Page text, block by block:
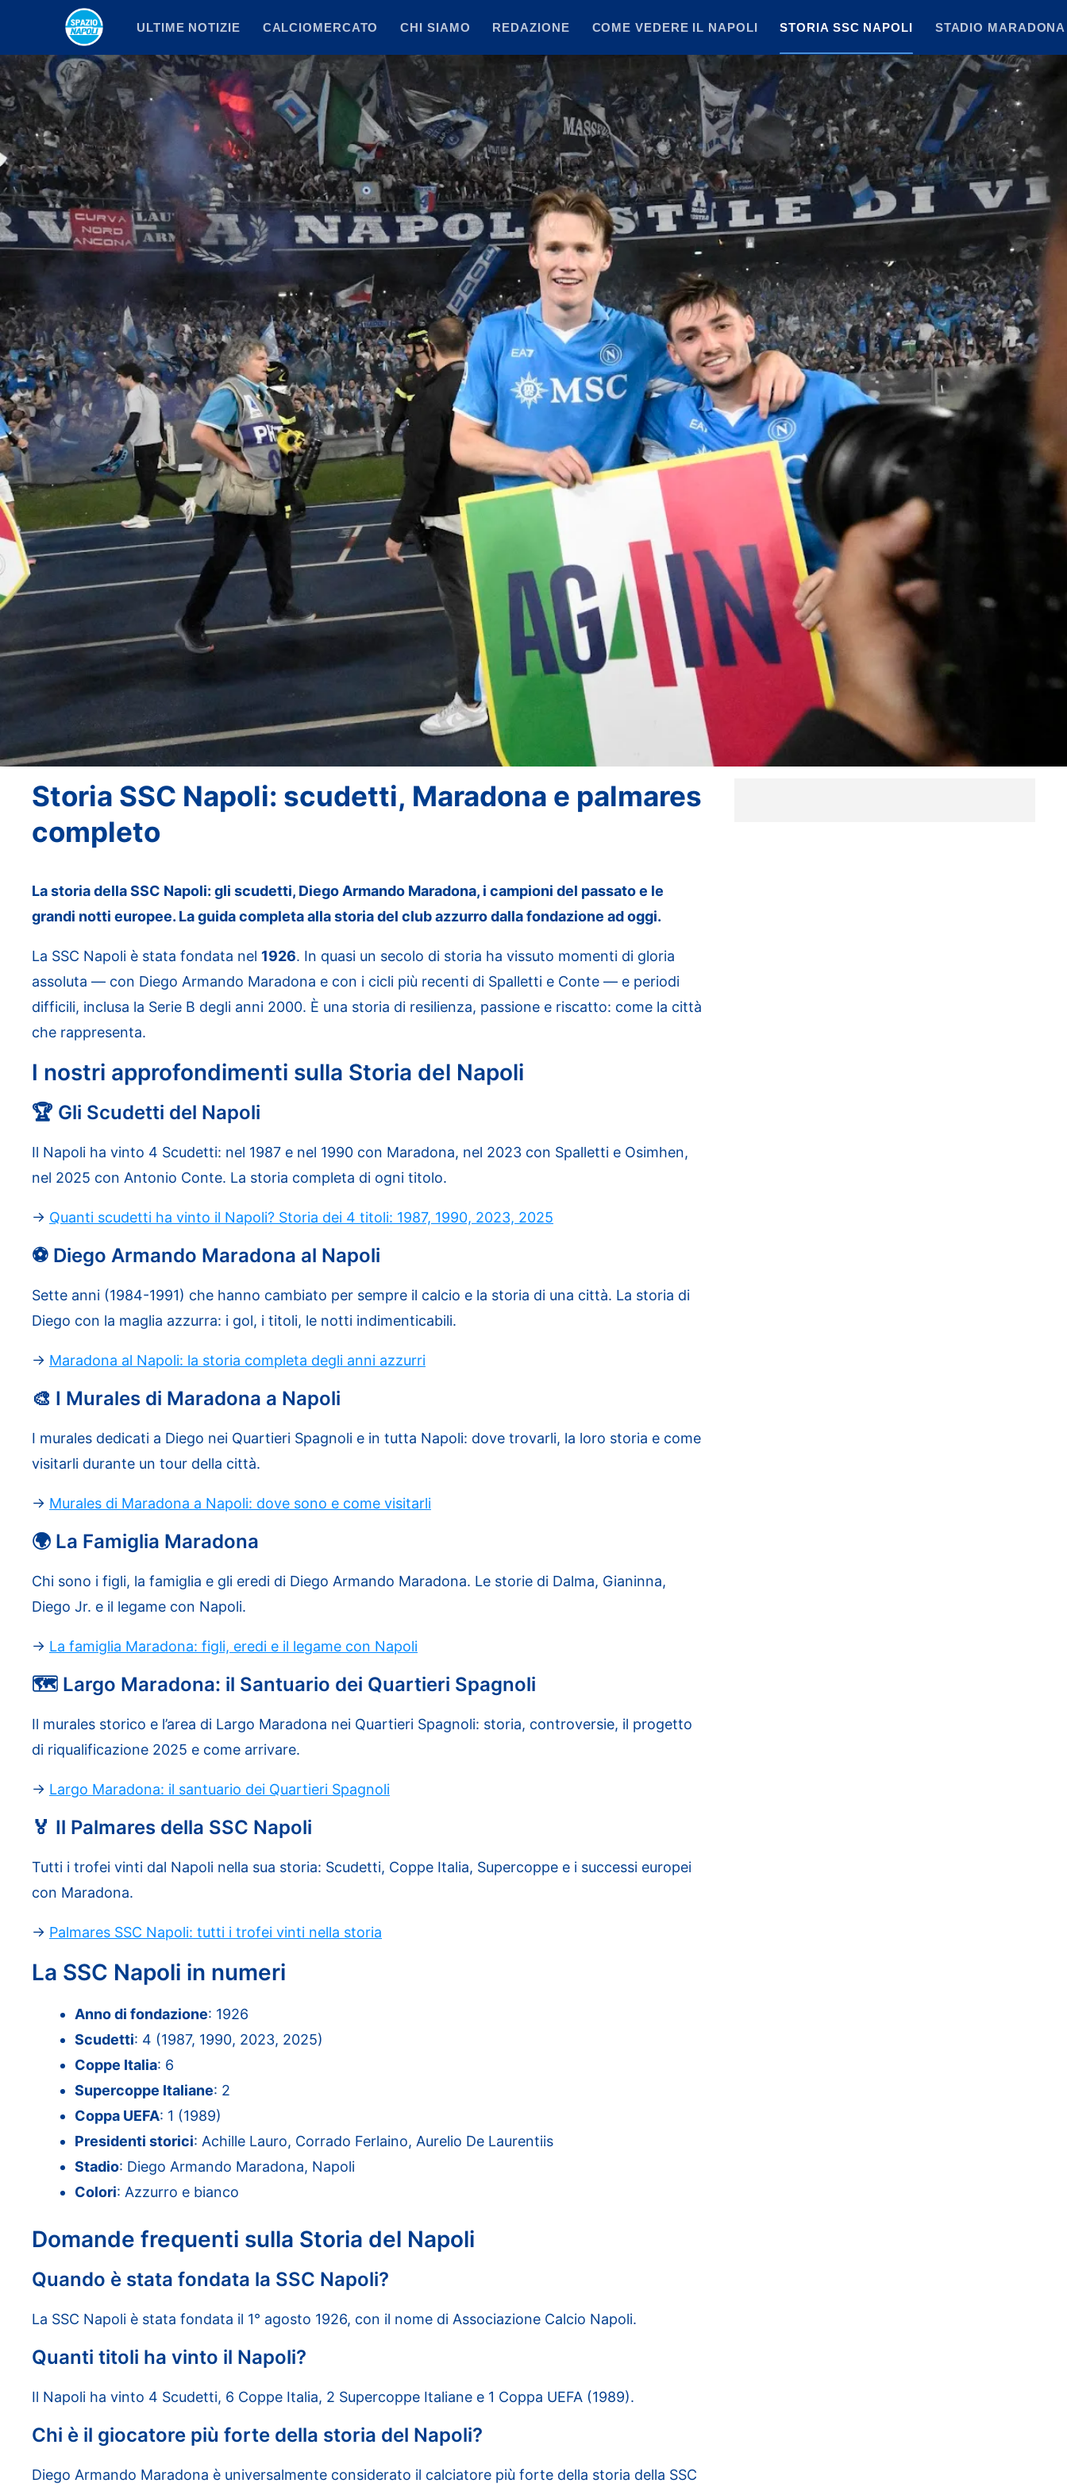
contenuto
ULTIME NOTIZIE CALCIOMERCATO CHI SIAMO REDAZIONE COME VEDERE IL NAPOLI STORIA SSC NAPOLI STADIO MARADONA
Storia SSC Napoli: scudetti, Maradona e palmares
completo
La storia della SSC Napoli: gli scudetti, Diego Armando Maradona, i campioni del passato e le
grandi notti europee. La guida completa alla storia del club azzurro dalla fondazione ad oggi.
La SSC Napoli è stata fondata nel 1926. In quasi un secolo di storia ha vissuto momenti di gloria
assoluta — con Diego Armando Maradona e con i cicli più recenti di Spalletti e Conte — e periodi
difficili, inclusa la Serie B degli anni 2000. È una storia di resilienza, passione e riscatto: come la città
che rappresenta.
I nostri approfondimenti sulla Storia del Napoli
🏆 Gli Scudetti del Napoli
Il Napoli ha vinto 4 Scudetti: nel 1987 e nel 1990 con Maradona, nel 2023 con Spalletti e Osimhen,
nel 2025 con Antonio Conte. La storia completa di ogni titolo.
→ Quanti scudetti ha vinto il Napoli? Storia dei 4 titoli: 1987, 1990, 2023, 2025
⚽ Diego Armando Maradona al Napoli
Sette anni (1984-1991) che hanno cambiato per sempre il calcio e la storia di una città. La storia di
Diego con la maglia azzurra: i gol, i titoli, le notti indimenticabili.
→ Maradona al Napoli: la storia completa degli anni azzurri
🎨 I Murales di Maradona a Napoli
I murales dedicati a Diego nei Quartieri Spagnoli e in tutta Napoli: dove trovarli, la loro storia e come
visitarli durante un tour della città.
→ Murales di Maradona a Napoli: dove sono e come visitarli
🌍 La Famiglia Maradona
Chi sono i figli, la famiglia e gli eredi di Diego Armando Maradona. Le storie di Dalma, Gianinna,
Diego Jr. e il legame con Napoli.
→ La famiglia Maradona: figli, eredi e il legame con Napoli
🗺️ Largo Maradona: il Santuario dei Quartieri Spagnoli
Il murales storico e l’area di Largo Maradona nei Quartieri Spagnoli: storia, controversie, il progetto
di riqualificazione 2025 e come arrivare.
→ Largo Maradona: il santuario dei Quartieri Spagnoli
🏅 Il Palmares della SSC Napoli
Tutti i trofei vinti dal Napoli nella sua storia: Scudetti, Coppe Italia, Supercoppe e i successi europei
con Maradona.
→ Palmares SSC Napoli: tutti i trofei vinti nella storia
La SSC Napoli in numeri
Anno di fondazione: 1926
Scudetti: 4 (1987, 1990, 2023, 2025)
Coppe Italia: 6
Supercoppe Italiane: 2
Coppa UEFA: 1 (1989)
Presidenti storici: Achille Lauro, Corrado Ferlaino, Aurelio De Laurentiis
Stadio: Diego Armando Maradona, Napoli
Colori: Azzurro e bianco
Domande frequenti sulla Storia del Napoli
Quando è stata fondata la SSC Napoli?
La SSC Napoli è stata fondata il 1° agosto 1926, con il nome di Associazione Calcio Napoli.
Quanti titoli ha vinto il Napoli?
Il Napoli ha vinto 4 Scudetti, 6 Coppe Italia, 2 Supercoppe Italiane e 1 Coppa UEFA (1989).
Chi è il giocatore più forte della storia del Napoli?
Diego Armando Maradona è universalmente considerato il calciatore più forte della storia della SSC